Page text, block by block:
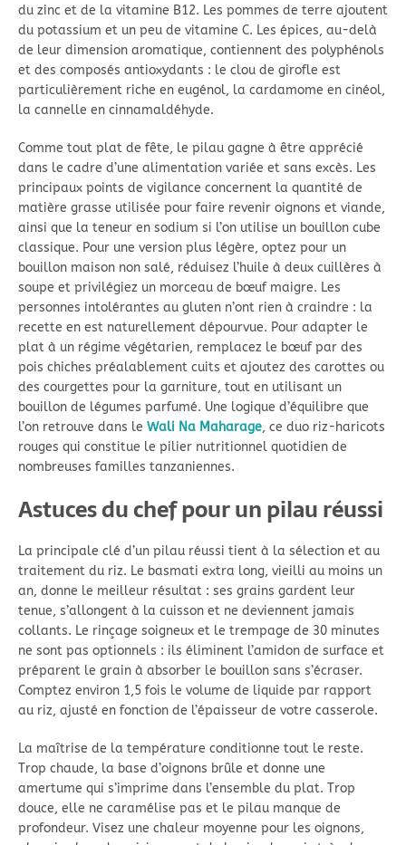
du zinc et de la vitamine B12. Les pommes de terre ajoutent
du potassium et un peu de vitamine C. Les épices, au-delà
de leur dimension aromatique, contiennent des polyphénols
et des composés antioxydants : le clou de girofle est
particulièrement riche en eugénol, la cardamome en cinéol,
la cannelle en cinnamaldéhyde.
Comme tout plat de fête, le pilau gagne à être apprécié
dans le cadre d’une alimentation variée et sans excès. Les
principaux points de vigilance concernent la quantité de
matière grasse utilisée pour faire revenir oignons et viande,
ainsi que la teneur en sodium si l’on utilise un bouillon cube
classique. Pour une version plus légère, optez pour un
bouillon maison non salé, réduisez l’huile à deux cuillères à
soupe et privilégiez un morceau de bœuf maigre. Les
personnes intolérantes au gluten n’ont rien à craindre : la
recette en est naturellement dépourvue. Pour adapter le
plat à un régime végétarien, remplacez le bœuf par des
pois chiches préalablement cuits et ajoutez des carottes ou
des courgettes pour la garniture, tout en utilisant un
bouillon de légumes parfumé. Une logique d’équilibre que
l’on retrouve dans le Wali Na Maharage, ce duo riz-haricots
rouges qui constitue le pilier nutritionnel quotidien de
nombreuses familles tanzaniennes.
Astuces du chef pour un pilau réussi
La principale clé d’un pilau réussi tient à la sélection et au
traitement du riz. Le basmati extra long, vieilli au moins un
an, donne le meilleur résultat : ses grains gardent leur
tenue, s’allongent à la cuisson et ne deviennent jamais
collants. Le rinçage soigneux et le trempage de 30 minutes
ne sont pas optionnels : ils éliminent l’amidon de surface et
préparent le grain à absorber le bouillon sans s’écraser.
Comptez environ 1,5 fois le volume de liquide par rapport
au riz, ajusté en fonction de l’épaisseur de votre casserole.
La maîtrise de la température conditionne tout le reste.
Trop chaude, la base d’oignons brûle et donne une
amertume qui s’imprime dans l’ensemble du plat. Trop
douce, elle ne caramélise pas et le pilau manque de
profondeur. Visez une chaleur moyenne pour les oignons,